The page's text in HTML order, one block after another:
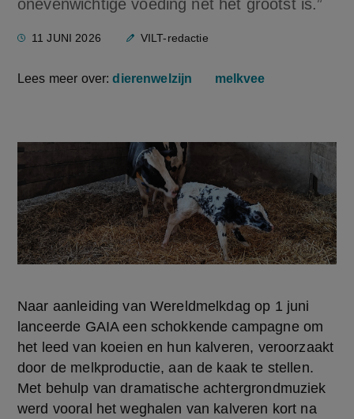
onevenwichtige voeding net het grootst is.”
11 JUNI 2026 VILT-redactie
Lees meer over:dierenwelzijn melkvee
Naar aanleiding van Wereldmelkdag op 1 juni
lanceerde GAIA een schokkende campagne om
het leed van koeien en hun kalveren, veroorzaakt
door de melkproductie, aan de kaak te stellen.
Met behulp van dramatische achtergrondmuziek
werd vooral het weghalen van kalveren kort na